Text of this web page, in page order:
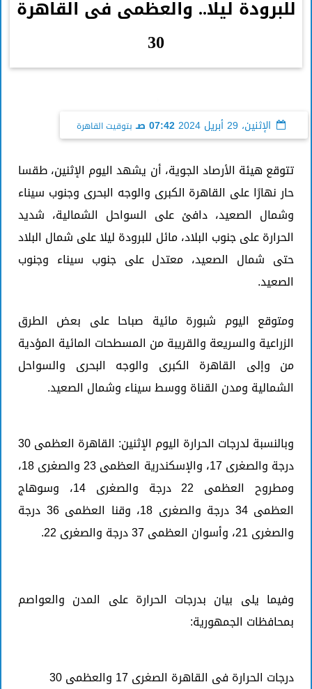
للبرودة ليلا.. والعظمى فى القاهرة
30
الإثنين، 29 أبريل 2024 07:42 صـ بتوقيت القاهرة
تتوقع هيئة الأرصاد الجوية، أن يشهد اليوم الإثنين، طقسا
حار نهارًا على القاهرة الكبرى والوجه البحرى وجنوب سيناء
وشمال الصعيد، دافئ على السواحل الشمالية، شديد
الحرارة على جنوب البلاد، مائل للبرودة ليلا على شمال البلاد
حتى شمال الصعيد، معتدل على جنوب سيناء وجنوب
الصعيد.
ومتوقع اليوم شبورة مائية صباحا على بعض الطرق
الزراعية والسريعة والقريبة من المسطحات المائية المؤدية
من وإلى القاهرة الكبرى والوجه البحرى والسواحل
الشمالية ومدن القناة ووسط سيناء وشمال الصعيد.
وبالنسبة لدرجات الحرارة اليوم الإثنين: القاهرة العظمى 30
درجة والصغرى 17، والإسكندرية العظمى 23 والصغرى 18،
ومطروح العظمى 22 درجة والصغرى 14، وسوهاج
العظمى 34 درجة والصغرى 18، وقنا العظمى 36 درجة
والصغرى 21، وأسوان العظمى 37 درجة والصغرى 22.
وفيما يلى بيان بدرجات الحرارة على المدن والعواصم
بمحافظات الجمهورية:
درجات الحرارة فى القاهرة الصغرى 17 والعظمى 30